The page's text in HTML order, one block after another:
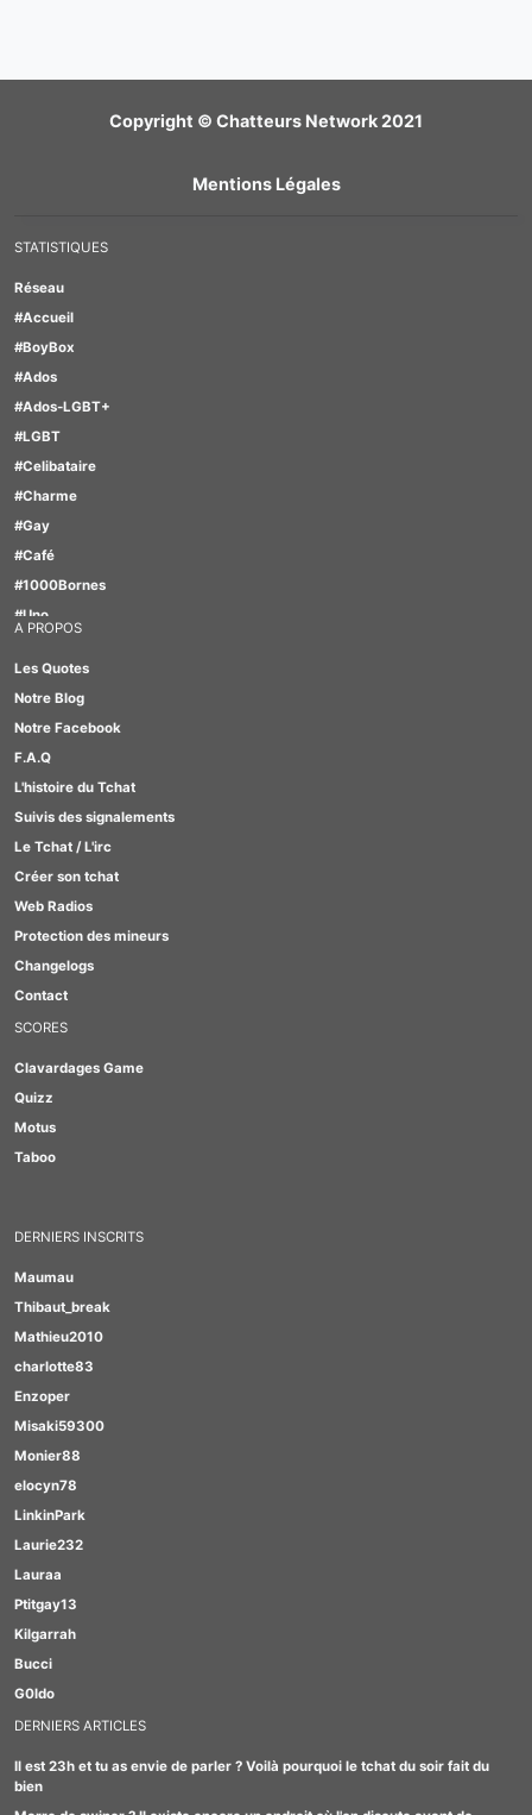
Copyright © Chatteurs Network 2021
Mentions Légales
STATISTIQUES
Réseau
#Accueil
#BoyBox
#Ados
#Ados-LGBT+
#LGBT
#Celibataire
#Charme
#Gay
#Café
#1000Bornes
#Uno
#TabOo
#Quizz
#Scrabble
#GirlBox
#Lesbienne
#Furry
A PROPOS
Les Quotes
Notre Blog
Notre Facebook
F.A.Q
L'histoire du Tchat
Suivis des signalements
Le Tchat / L'irc
Créer son tchat
Web Radios
Protection des mineurs
Changelogs
Contact
SCORES
Clavardages Game
Quizz
Motus
Taboo
DERNIERS INSCRITS
Maumau
Thibaut_break
Mathieu2010
charlotte83
Enzoper
Misaki59300
Monier88
elocyn78
LinkinPark
Laurie232
Lauraa
Ptitgay13
Kilgarrah
Bucci
G0ldo
DERNIERS ARTICLES
Il est 23h et tu as envie de parler ? Voilà pourquoi le tchat du soir fait du
bien